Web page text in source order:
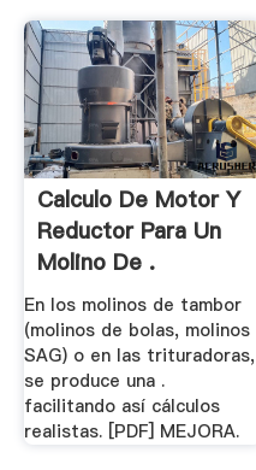
Calculo De Motor Y
Reductor Para Un
Molino De .
En los molinos de tambor
(molinos de bolas, molinos
SAG) o en las trituradoras,
se produce una .
facilitando así cálculos
realistas. [PDF] MEJORA.